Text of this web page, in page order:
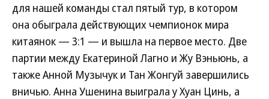
для нашей команды стал пятый тур, в котором
она обыграла действующих чемпионок мира
китаянок — 3:1 — и вышла на первое место. Две
партии между Екатериной Лагно и Жу Вэньюнь, а
также Анной Музычук и Тан Жонгуй завершились
вничью. Анна Ушенина выиграла у Хуан Цинь, а